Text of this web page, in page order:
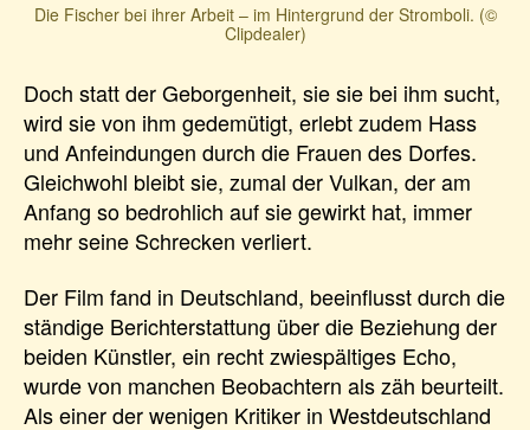
Die Fischer bei ihrer Arbeit – im Hintergrund der Stromboli. (©
Clipdealer)
Doch statt der Geborgenheit, sie sie bei ihm sucht,
wird sie von ihm gedemütigt, erlebt zudem Hass
und Anfeindungen durch die Frauen des Dorfes.
Gleichwohl bleibt sie, zumal der Vulkan, der am
Anfang so bedrohlich auf sie gewirkt hat, immer
mehr seine Schrecken verliert.
Der Film fand in Deutschland, beeinflusst durch die
ständige Berichterstattung über die Beziehung der
beiden Künstler, ein recht zwiespältiges Echo,
wurde von manchen Beobachtern als zäh beurteilt.
Als einer der wenigen Kritiker in Westdeutschland